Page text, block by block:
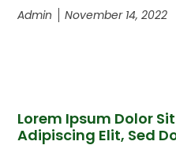
Admin November 14, 2022
Lorem Ipsum Dolor
Adipiscing Elit, Sed